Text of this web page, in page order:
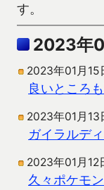
す。
2023年
2023年01月15
良いところ
2023年01月13
ガイラルデ
2023年01月12
久々ポケモ